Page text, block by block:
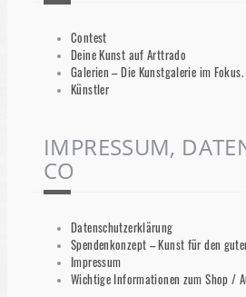
Contest
Deine Kunst auf Arttrado
Galerien – Die Kunstgalerie im Fokus.
Künstler
IMPRESSUM,
CO
Datenschutzerklärung
Spendenkonzept – Kunst für den
Impressum
Wichtige Informationen zum Shop /